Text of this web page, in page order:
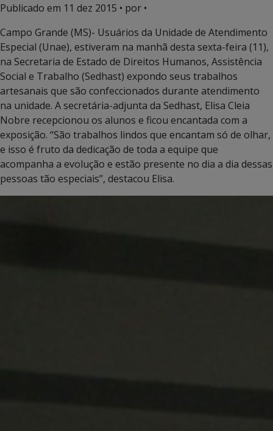
Publicado em 11 dez 2015 • por •
Campo Grande (MS)- Usuários da Unidade de Atendimento
Especial (Unae), estiveram na manhã desta sexta-feira (11),
na Secretaria de Estado de Direitos Humanos, Assistência
Social e Trabalho (Sedhast) expondo seus trabalhos
artesanais que são confeccionados durante atendimento
na unidade. A secretária-adjunta da Sedhast, Elisa Cleia
Nobre recepcionou os alunos e ficou encantada com a
exposição. “São trabalhos lindos que encantam só de olhar,
e isso é fruto da dedicação de toda a equipe que
acompanha a evolução e estão presente no dia a dia dessas
pessoas tão especiais”, destacou Elisa.